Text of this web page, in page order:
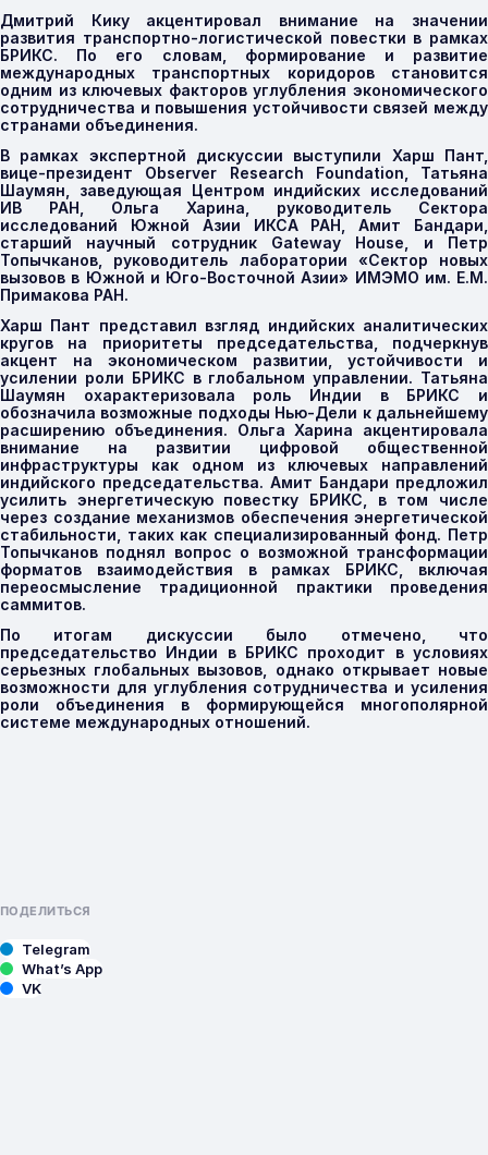
Дмитрий Кику акцентировал внимание на значении
развития транспортно-логистической повестки в рамках
БРИКС. По его словам, формирование и развитие
международных транспортных коридоров становится
одним из ключевых факторов углубления экономического
сотрудничества и повышения устойчивости связей между
странами объединения.
В рамках экспертной дискуссии выступили Харш Пант,
вице-президент Observer Research Foundation, Татьяна
Шаумян, заведующая Центром индийских исследований
ИВ РАН, Ольга Харина, руководитель Сектора
исследований Южной Азии ИКСА РАН, Амит Бандари,
старший научный сотрудник Gateway House, и Петр
Топычканов, руководитель лаборатории «Сектор новых
вызовов в Южной и Юго-Восточной Азии» ИМЭМО им. Е.М.
Примакова РАН.
Харш Пант представил взгляд индийских аналитических
кругов на приоритеты председательства, подчеркнув
акцент на экономическом развитии, устойчивости и
усилении роли БРИКС в глобальном управлении. Татьяна
Шаумян охарактеризовала роль Индии в БРИКС и
обозначила возможные подходы Нью-Дели к дальнейшему
расширению объединения. Ольга Харина акцентировала
внимание на развитии цифровой общественной
инфраструктуры как одном из ключевых направлений
индийского председательства. Амит Бандари предложил
усилить энергетическую повестку БРИКС, в том числе
через создание механизмов обеспечения энергетической
стабильности, таких как специализированный фонд. Петр
Топычканов поднял вопрос о возможной трансформации
форматов взаимодействия в рамках БРИКС, включая
переосмысление традиционной практики проведения
саммитов.
По итогам дискуссии было отмечено, что
председательство Индии в БРИКС проходит в условиях
серьезных глобальных вызовов, однако открывает новые
возможности для углубления сотрудничества и усиления
роли объединения в формирующейся многополярной
системе международных отношений.
ПОДЕЛИТЬСЯ
Telegram
What’s App
VK